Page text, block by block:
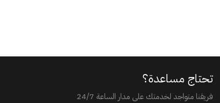
تحتاج مساعدة؟
فريقنا متواجد لخدمتك على مدار الساعة 24/7